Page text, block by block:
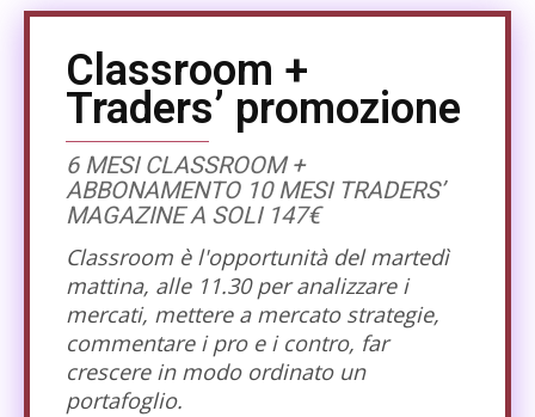
Classroom +
Traders’ promozione
6 MESI CLASSROOM +
ABBONAMENTO 10 MESI TRADERS’
MAGAZINE A SOLI 147€
Classroom è l'opportunità del martedì
mattina, alle 11.30 per analizzare i
mercati, mettere a mercato strategie,
commentare i pro e i contro, far
crescere in modo ordinato un
portafoglio.